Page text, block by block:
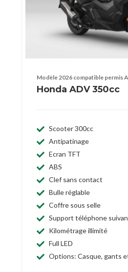
Modèle 2026 compatible permis
Honda ADV 350cc
Scooter 300cc
Antipatinage
Ecran TFT
ABS
Clef sans contact
Bulle réglable
Coffre sous selle
Support téléphone
Kilométrage illimité
Full LED
Options: Casque, gants